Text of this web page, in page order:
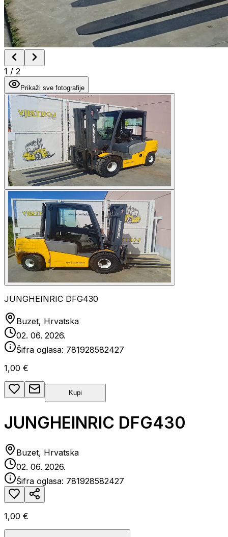
1 / 2
Prikaži sve fotografije
JUNGHEINRIC DFG430
Buzet, Hrvatska
02. 06. 2026.
Šifra oglasa: 781928582427
1,00 €
Kupi
JUNGHEINRIC DFG430
Buzet, Hrvatska
02. 06. 2026.
Šifra oglasa: 781928582427
1,00 €